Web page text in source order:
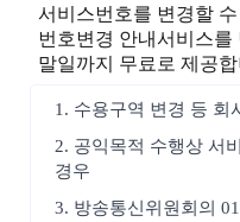
서비스번호를 변경할
번호변경 안내서비스
말일까지 무료로 제공
1. 수용구역 변경 등 회
2. 공익목적 수행상 서
경우
3. 방송통신위원회의